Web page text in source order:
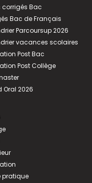
corrigés Bac
Bac de Français
Parcoursup 2026
vacances scolaires
Post Bac
Post Collège
Oral 2026
pratique